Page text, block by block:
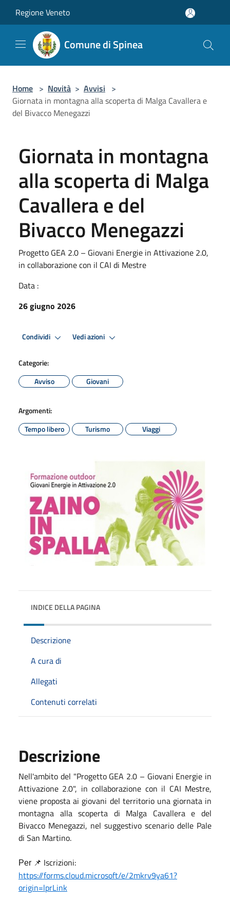
Regione Veneto
Comune di Spinea
Home > Novità > Avvisi >
Giornata in montagna alla scoperta di Malga Cavallera e
del Bivacco Menegazzi
Giornata in montagna
alla scoperta di Malga
Cavallera e del
Bivacco Menegazzi
Progetto GEA 2.0 – Giovani Energie in Attivazione 2.0,
in collaborazione con il CAI di Mestre
Data :
26 giugno 2026
Condividi Vedi azioni
Categorie:
Avviso
Giovani
Argomenti:
Tempo libero
Turismo Viaggi
INDICE DELLA PAGINA
Descrizione
A cura di
Allegati
Contenuti correlati
Descrizione
Nell'ambito del "Progetto GEA 2.0 – Giovani Energie in
Attivazione 2.0", in collaborazione con il CAI Mestre,
viene proposta ai giovani del territorio una giornata in
montagna alla scoperta di Malga Cavallera e del
Bivacco Menegazzi, nel suggestivo scenario delle Pale
di San Martino.
Per 📌 Iscrizioni:
https://forms.cloud.microsoft/e/2mkrv9ya61?
origin=lprLink